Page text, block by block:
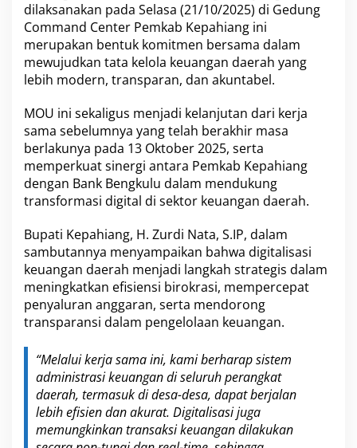
a
n
g
a
n
i
M
U
D
g
i
t
a
i
s
a
s
i
K
e
u
n
g
a
D
a
dilaksanakan pada Selasa (21/10/2025) di Gedung
Command Center Pemkab Kepahiang ini
merupakan bentuk komitmen bersama dalam
mewujudkan tata kelola keuangan daerah yang
lebih modern, transparan, dan akuntabel.
MOU ini sekaligus menjadi kelanjutan dari kerja
sama sebelumnya yang telah berakhir masa
berlakunya pada 13 Oktober 2025, serta
memperkuat sinergi antara Pemkab Kepahiang
dengan Bank Bengkulu dalam mendukung
transformasi digital di sektor keuangan daerah.
Bupati Kepahiang, H. Zurdi Nata, S.IP, dalam
sambutannya menyampaikan bahwa digitalisasi
keuangan daerah menjadi langkah strategis dalam
meningkatkan efisiensi birokrasi, mempercepat
penyaluran anggaran, serta mendorong
transparansi dalam pengelolaan keuangan.
“Melalui kerja sama ini, kami berharap sistem
administrasi keuangan di seluruh perangkat
daerah, termasuk di desa-desa, dapat berjalan
lebih efisien dan akurat. Digitalisasi juga
memungkinkan transaksi keuangan dilakukan